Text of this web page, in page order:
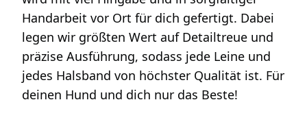
Handarbeit vor Ort für dich gefertigt. Dabei
legen wir größten Wert auf Detailtreue und
präzise Ausführung, sodass jede Leine und
jedes Halsband von höchster Qualität ist. Für
deinen Hund und dich nur das Beste!